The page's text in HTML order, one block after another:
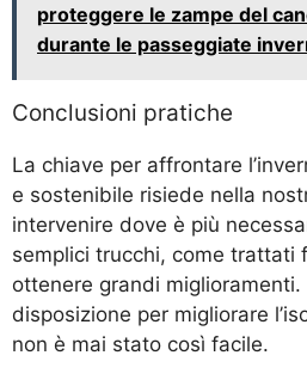
proteggere le zampe del
durante le passeggiate
Conclusioni pratiche
La chiave per affrontare
e sostenibile risiede nella
intervenire dove è più
semplici trucchi, come trattati
ottenere grandi
disposizione per migliorare
non è mai stato così facile.